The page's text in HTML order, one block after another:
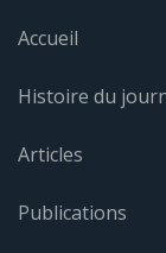
Accueil
Histoire du
Articles
Publications